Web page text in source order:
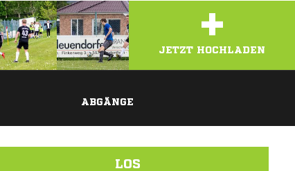
+
JETZT HOCHLADEN
ABGÄNGE
LOS